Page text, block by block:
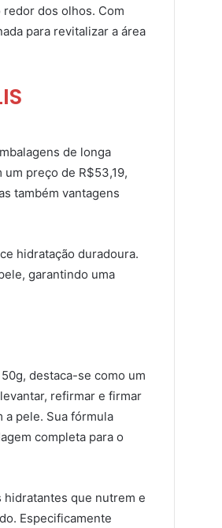
dos olhos. Com
para revitalizar a área
de longa
preço de R$53,19,
também vantagens
hidratação duradoura.
garantindo uma
destaca-se como um
refirmar e firmar
a pele. Sua fórmula
completa para o
hidratantes que nutrem e
Especificamente